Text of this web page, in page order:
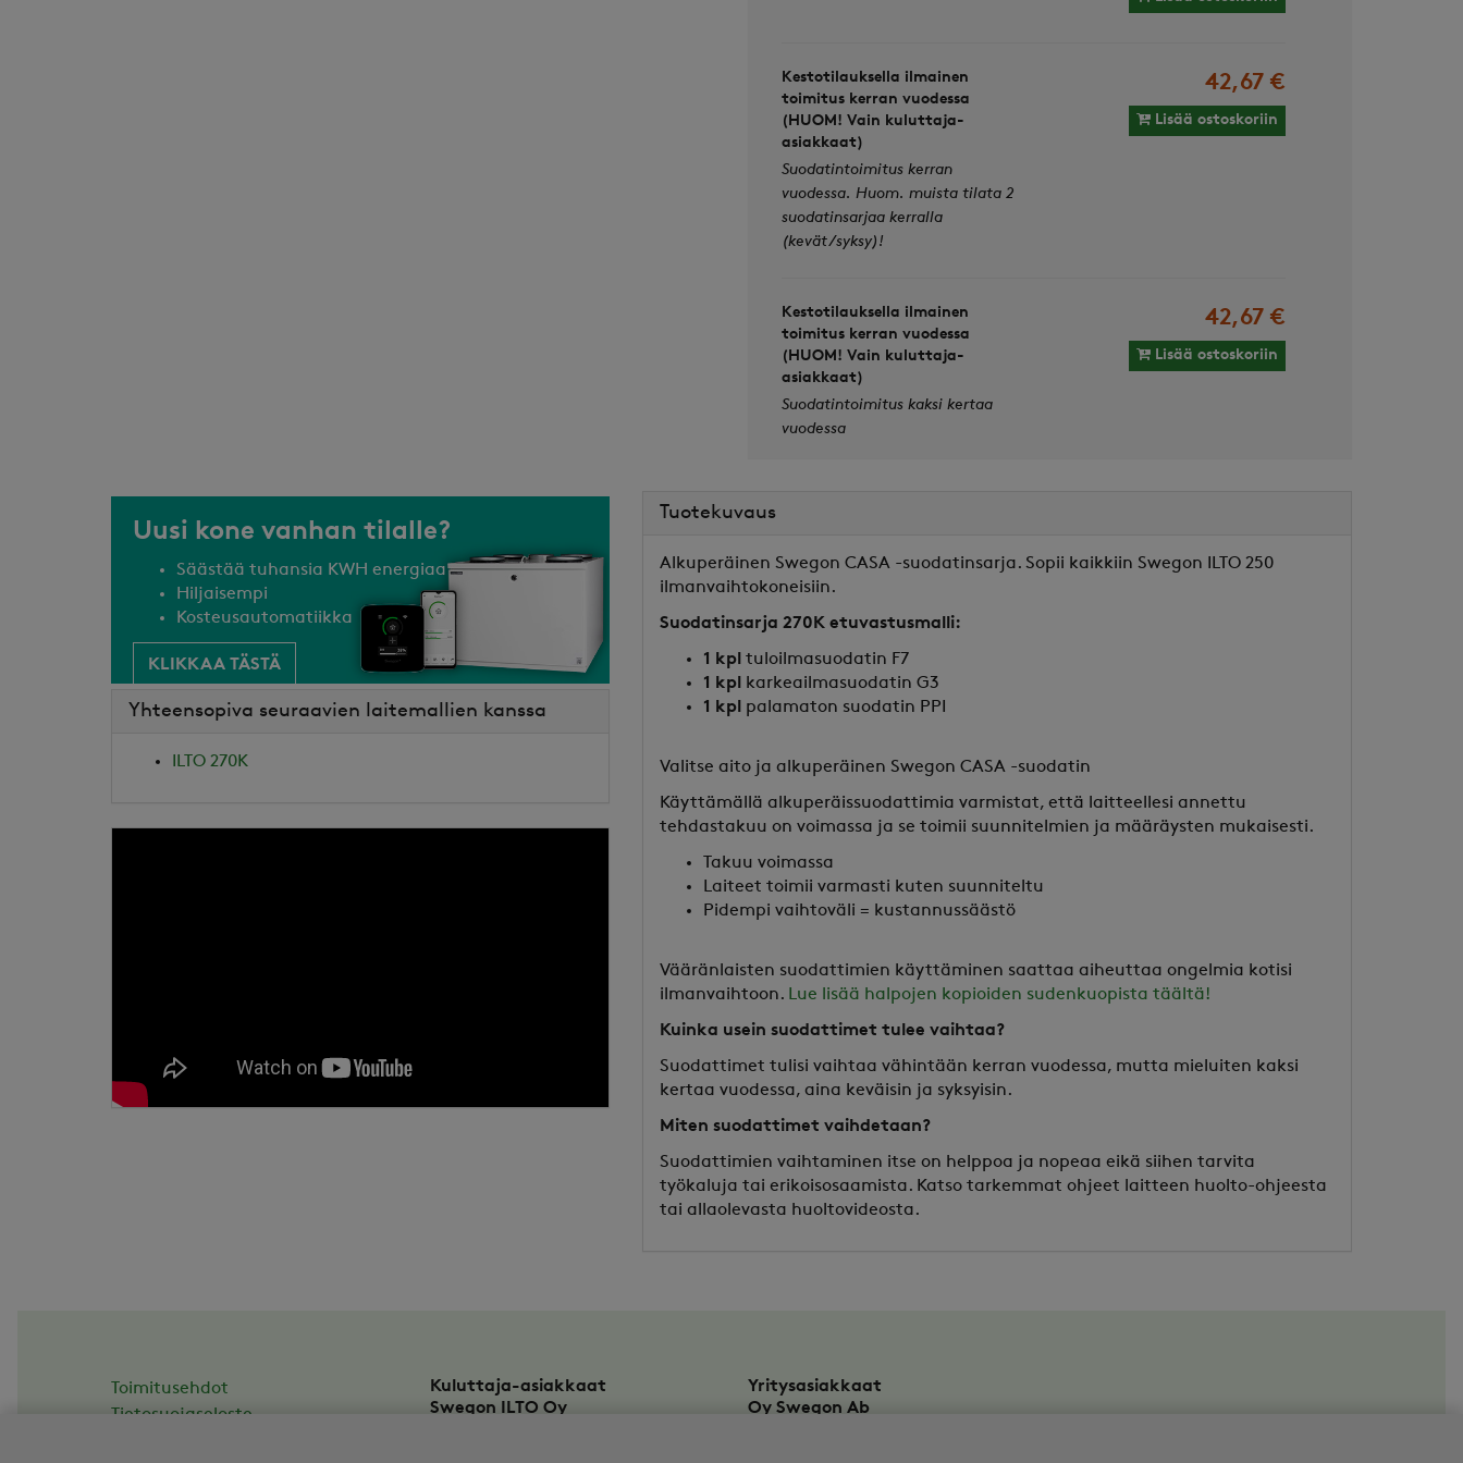
Kestotilauksella ilmainen
toimitus kerran vuodessa
(HUOM! Vain kuluttaja-
asiakkaat)
Suodatintoimitus kerran
vuodessa. Huom. muista tilata 2
suodatinsarjaa kerralla
(kevät/syksy)!
42,67 €
Lisää ostoskoriin
Kestotilauksella ilmainen
toimitus kerran vuodessa
(HUOM! Vain kuluttaja-
asiakkaat)
Suodatintoimitus kaksi kertaa
vuodessa
42,67 €
Lisää ostoskoriin
Tuotekuvaus
Alkuperäinen Swegon CASA -suodatinsarja. Sopii kaikkiin Swegon ILTO 250
ilmanvaihtokoneisiin.
Suodatinsarja 270K etuvastusmalli:
1 kpl tuloilmasuodatin F7
1 kpl
karkeailmasuodatin G3
1 kpl palamaton suodatin PPI
Valitse aito ja alkuperäinen Swegon CASA -suodatin
Käyttämällä alkuperäissuodattimia varmistat, että laitteellesi annettu
tehdastakuu on voimassa ja se toimii suunnitelmien ja määräysten mukaisesti.
Takuu voimassa
Laiteet toimii varmasti kuten suunniteltu
Pidempi vaihtoväli = kustannussäästö
Vääränlaisten suodattimien käyttäminen saattaa aiheuttaa ongelmia kotisi
ilmanvaihtoon. Lue lisää halpojen kopioiden sudenkuopista täältä!
Kuinka usein suodattimet tulee vaihtaa?
Suodattimet tulisi vaihtaa vähintään kerran vuodessa, mutta mieluiten kaksi
kertaa vuodessa, aina keväisin ja syksyisin.
Miten suodattimet vaihdetaan?
Suodattimien vaihtaminen itse on helppoa ja nopeaa eikä siihen tarvita
työkaluja tai erikoisosaamista. Katso tarkemmat ohjeet laitteen huolto-ohjeesta
tai allaolevasta huoltovideosta.
Uusi kone vanhan tilalle?
Säästää tuhansia KWH energiaa
Hiljaisempi
Kosteusautomatiikka
KLIKKAA TÄSTÄ
Yhteensopiva seuraavien laitemallien kanssa
ILTO 270K
Toimitusehdot
Tietosuojaseloste
Kuluttaja-asiakkaat
Swegon ILTO Oy
Yritysasiakkaat
Oy Swegon Ab